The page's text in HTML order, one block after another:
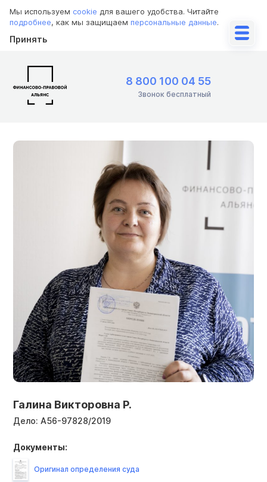
Мы используем cookie для вашего удобства. Читайте
подробнее, как мы защищаем персональные данные.
Принять
8 800 100 04 55
Звонок бесплатный
Галина Викторовна Р.
Дело: А56-97828/2019
Документы:
Оригинал определения суда